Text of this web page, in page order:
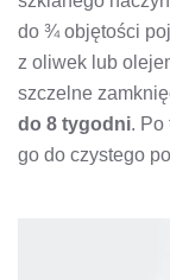
do ¾ objętości
z oliwek lub
szczelne
do 8 tygodni. Po
go do czystego